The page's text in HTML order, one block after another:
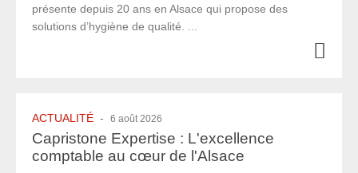
présente depuis 20 ans en Alsace qui propose des
solutions d’hygiène de qualité. ...
ACTUALITÉ - 6 août 2026
Capristone Expertise : L'excellence
comptable au cœur de l'Alsace